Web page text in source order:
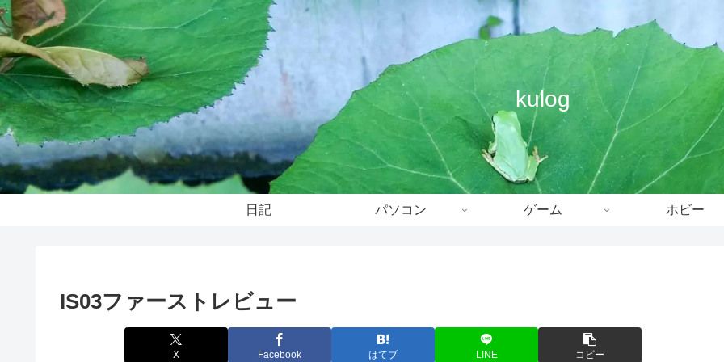
kulog
日記 パソコン ゲーム ホビー
IS03ファーストレビュー
X Facebook はてブ LINE コピー